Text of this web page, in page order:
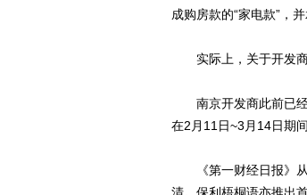
成购房款的“家电款”，
实际上，关于开发商
南京开发商此前已经
在2月11日~3月14日期
《第一财经日报》从